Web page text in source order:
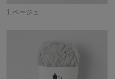
1.ベージュ